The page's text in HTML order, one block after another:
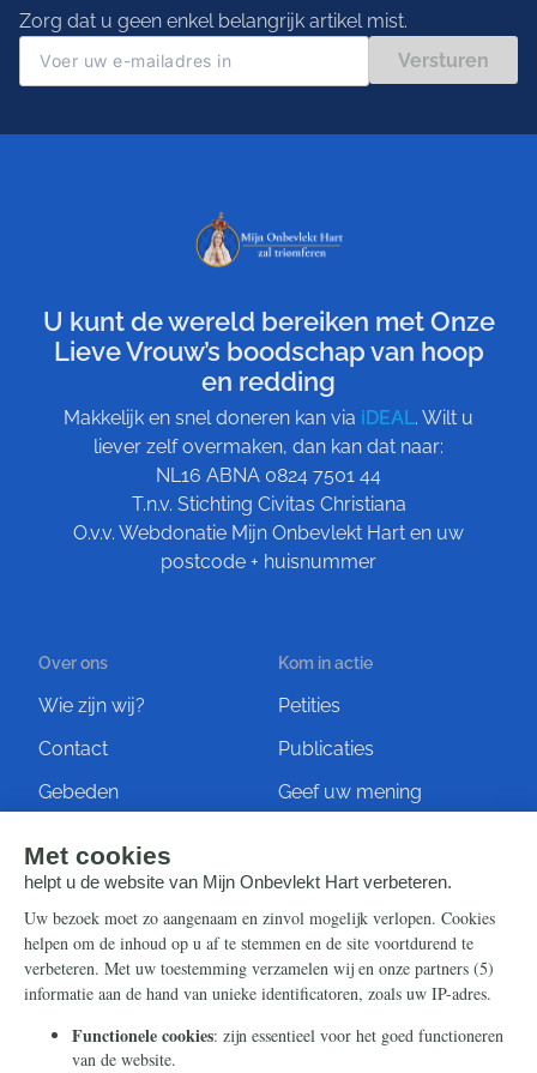
Zorg dat u geen enkel belangrijk artikel mist.
Versturen
U kunt de wereld bereiken met Onze
Lieve Vrouw’s boodschap van hoop
en redding
Makkelijk en snel doneren kan via iDEAL. Wilt u
liever zelf overmaken, dan kan dat naar:
NL16 ABNA 0824 7501 44
T.n.v. Stichting Civitas Christiana
O.v.v. Webdonatie Mijn Onbevlekt Hart en uw
postcode + huisnummer
Over ons
Wie zijn wij?
Contact
Gebeden
Kom in actie
Petities
Publicaties
Geef uw mening
Steun ons
Nieuwsbrief
Eenmalig
Maandelijks
Info
Contact
Ontvang onze Telegram-
berichten